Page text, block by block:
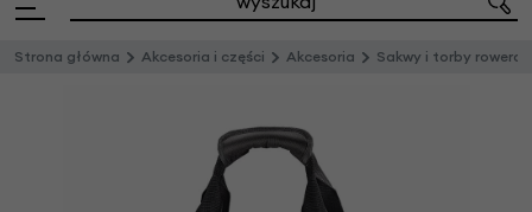
Strona główna Akcesoria i części Akcesoria Sakwy i torby